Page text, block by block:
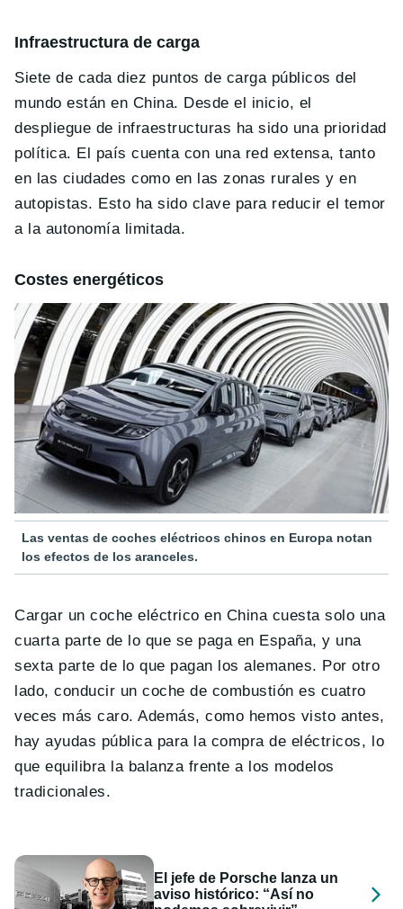
Infraestructura de carga
Siete de cada diez puntos de carga públicos del
mundo están en China. Desde el inicio, el
despliegue de infraestructuras ha sido una prioridad
política. El país cuenta con una red extensa, tanto
en las ciudades como en las zonas rurales y en
autopistas. Esto ha sido clave para reducir el temor
a la autonomía limitada.
Costes energéticos
Las ventas de coches eléctricos chinos en Europa notan
los efectos de los aranceles.
Cargar un coche eléctrico en China cuesta solo una
cuarta parte de lo que se paga en España, y una
sexta parte de lo que pagan los alemanes. Por otro
lado, conducir un coche de combustión es cuatro
veces más caro. Además, como hemos visto antes,
hay ayudas pública para la compra de eléctricos, lo
que equilibra la balanza frente a los modelos
tradicionales.
El jefe de Porsche lanza un
aviso histórico: “Así no